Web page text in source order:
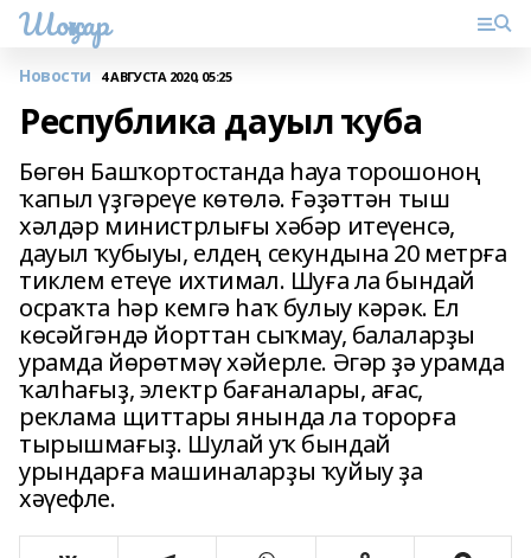
Шоңҡар
Новости 4 АВГУСТА 2020, 05:25
Республика дауыл ҡуба
Бөгөн Башҡортостанда һауа торошоноң
ҡапыл үҙгәреүе көтөлә. Ғәҙәттән тыш
хәлдәр министрлығы хәбәр итеүенсә,
дауыл ҡубыуы, елдең секундына 20 метрға
тиклем етеүе ихтимал. Шуға ла бындай
осраҡта һәр кемгә һаҡ булыу кәрәк. Ел
көсәйгәндә йорттан сыҡмау, балаларҙы
урамда йөрөтмәү хәйерле. Әгәр ҙә урамда
ҡалһағыҙ, электр бағаналары, ағас,
реклама щиттары янында ла торорға
тырышмағыҙ. Шулай уҡ бындай
урындарға машиналарҙы ҡуйыу ҙа
хәүефле.